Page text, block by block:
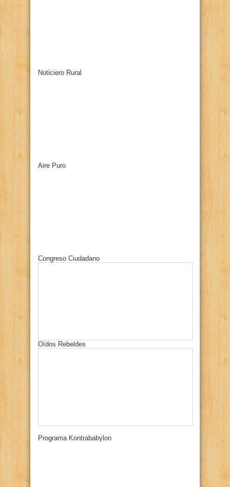
Noticiero Rural
Aire Puro
Congreso Ciudadano
Oídos Rebeldes
Programa Kontrababylon